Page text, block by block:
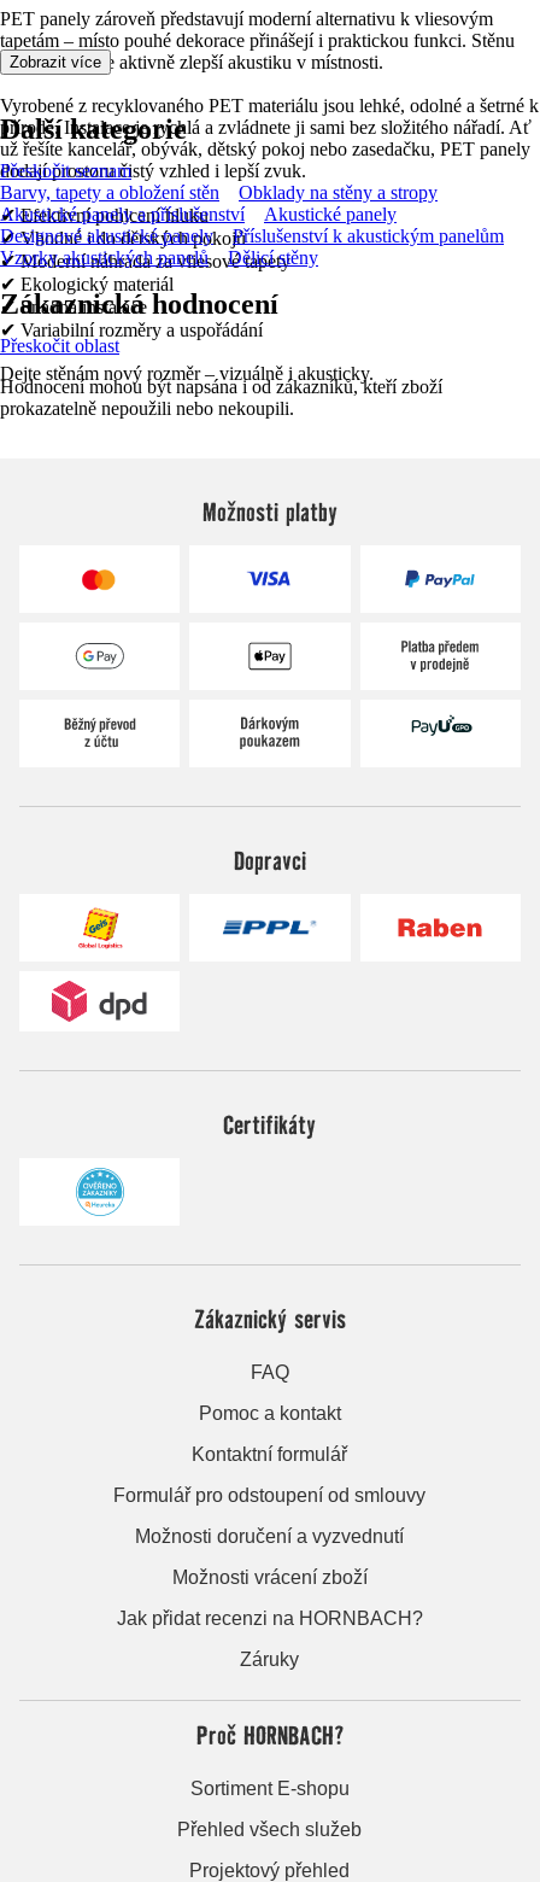
PET panely zároveň představují moderní alternativu k vliesovým
tapetám – místo pouhé dekorace přinášejí i praktickou funkci. Stěnu
nejen oživí, ale aktivně zlepší akustiku v místnosti.
Vyrobené z recyklovaného PET materiálu jsou lehké, odolné a šetrné k
přírodě. Instalace je rychlá a zvládnete ji sami bez složitého nářadí. Ať
už řešíte kancelář, obývák, dětský pokoj nebo zasedačku, PET panely
dodají prostoru čistý vzhled i lepší zvuk.
✔ Efektivní pohlcení hluku
✔ Vhodné i do dětských pokojů
✔ Moderní náhrada za vliesové tapety
✔ Ekologický materiál
✔ Snadná instalace
✔ Variabilní rozměry a uspořádání
Dejte stěnám nový rozměr – vizuálně i akusticky.
Zobrazit více
Další kategorie
Přeskočit seznam
Barvy, tapety a obložení stěn
Obklady na stěny a stropy
Akustické panely a příslušenství
Akustické panely
Designové akustické panely
Příslušenství k akustickým panelům
Vzorky akustických panelů
Dělicí stěny
Zákaznická hodnocení
Přeskočit oblast
Hodnocení mohou být napsána i od zákazníků, kteří zboží
prokazatelně nepoužili nebo nekoupili.
Možnosti platby
Dopravci
Certifikáty
Zákaznický servis
FAQ
Pomoc a kontakt
Kontaktní formulář
Formulář pro odstoupení od smlouvy
Možnosti doručení a vyzvednutí
Možnosti vrácení zboží
Jak přidat recenzi na HORNBACH?
Záruky
Proč HORNBACH?
Sortiment E-shopu
Přehled všech služeb
Projektový přehled